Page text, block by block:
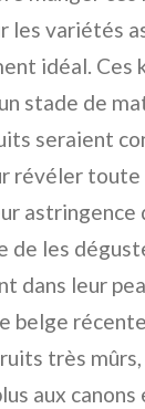
les variétés
idéal. Ces
stade de
seraient
révéler
astringence
de les
dans leur
belge
très mûrs,
aux